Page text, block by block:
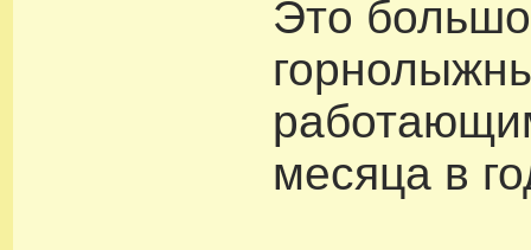
Это
месяца в